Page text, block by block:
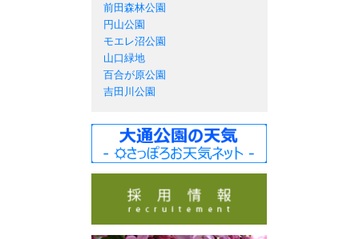
前田森林公園
円山公園
モエレ沼公園
山口緑地
百合が原公園
吉田川公園